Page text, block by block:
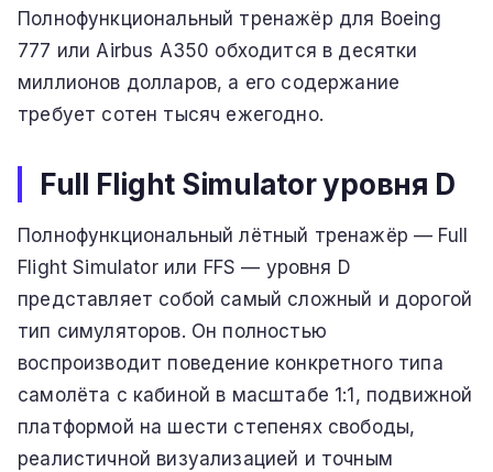
Полнофункциональный тренажёр для Boeing
777 или Airbus A350 обходится в десятки
миллионов долларов, а его содержание
требует сотен тысяч ежегодно.
Full Flight Simulator уровня D
Полнофункциональный лётный тренажёр — Full
Flight Simulator или FFS — уровня D
представляет собой самый сложный и дорогой
тип симуляторов. Он полностью
воспроизводит поведение конкретного типа
самолёта с кабиной в масштабе 1:1, подвижной
платформой на шести степенях свободы,
реалистичной визуализацией и точным